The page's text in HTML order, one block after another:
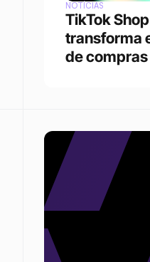
NOTÍCIAS
TikTok
transforma
de compras